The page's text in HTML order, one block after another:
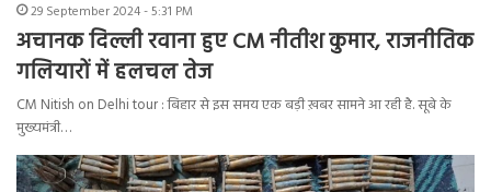
29 September 2024 - 5:31 PM
अचानक दिल्ली रवाना हुए CM नीतीश कुमार, राजनीतिक
गलियारों में हलचल तेज
CM Nitish on Delhi tour : बिहार से इस समय एक बड़ी ख़बर सामने आ रही है. सूबे के
मुख्यमंत्री…